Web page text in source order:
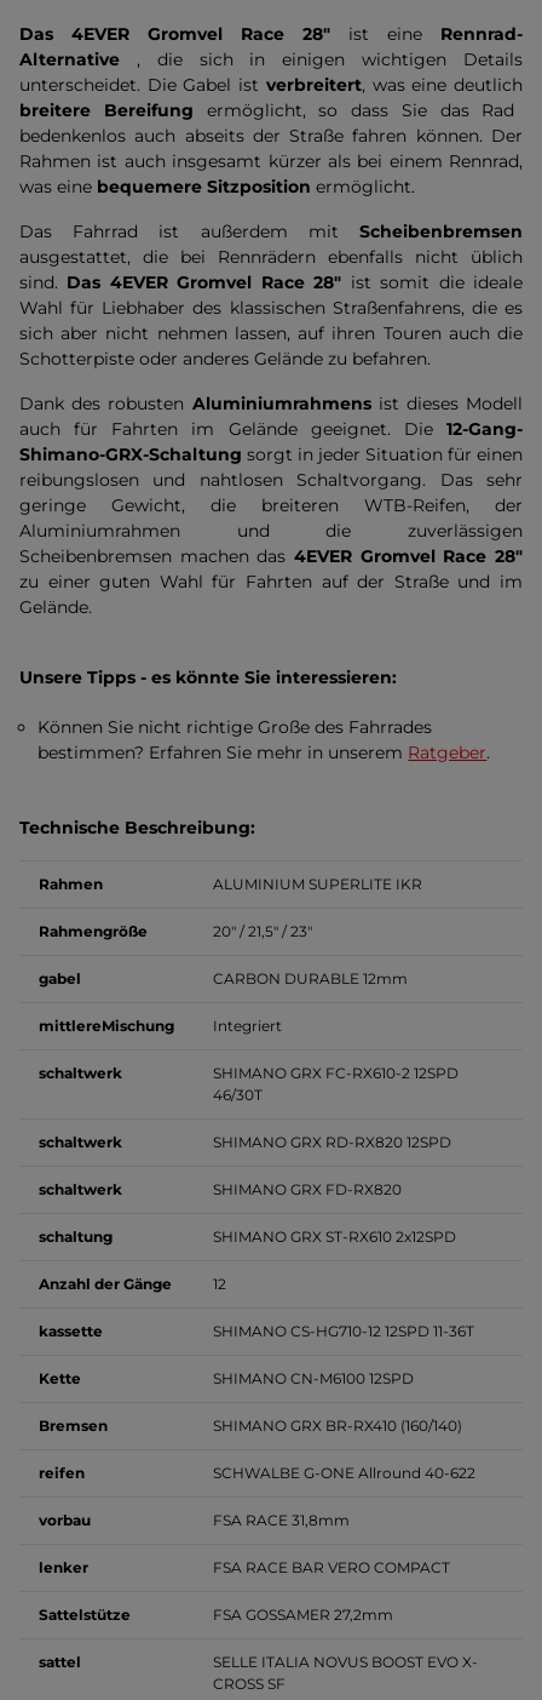
Das 4EVER Gromvel Race 28" ist eine Rennrad-
Alternative , die sich in einigen wichtigen Details
unterscheidet. Die Gabel ist verbreitert, was eine deutlich
breitere Bereifung ermöglicht, so dass Sie das Rad
bedenkenlos auch abseits der Straße fahren können. Der
Rahmen ist auch insgesamt kürzer als bei einem Rennrad,
was eine bequemere Sitzposition ermöglicht.
Das Fahrrad ist außerdem mit Scheibenbremsen
ausgestattet, die bei Rennrädern ebenfalls nicht üblich
sind. Das 4EVER Gromvel Race 28" ist somit die ideale
Wahl für Liebhaber des klassischen Straßenfahrens, die es
sich aber nicht nehmen lassen, auf ihren Touren auch die
Schotterpiste oder anderes Gelände zu befahren.
Dank des robusten Aluminiumrahmensist dieses Modell
auch für Fahrten im Gelände geeignet. Die12-Gang-
Shimano-GRX-Schaltung sorgt in jeder Situation für einen
reibungslosen und nahtlosen Schaltvorgang. Das sehr
geringe Gewicht, die breiteren WTB-Reifen, der
Aluminiumrahmen und die zuverlässigen
Scheibenbremsen machen das 4EVER Gromvel Race 28"
zu einer guten Wahl für Fahrten auf der Straße und im
Gelände.
Unsere Tipps - es könnte Sie interessieren:
Können Sie nicht richtige Große des Fahrrades
bestimmen? Erfahren Sie mehr in unserem Ratgeber.
Technische Beschreibung:
Rahmen ALUMINIUM SUPERLITE IKR
Rahmengröße 20" / 21,5" / 23"
gabel CARBON DURABLE 12mm
mittlereMischung Integriert
schaltwerk
SHIMANO GRX FC-RX610-2 12SPD
46/30T
schaltwerk SHIMANO GRX RD-RX820 12SPD
schaltwerk SHIMANO GRX FD-RX820
schaltung SHIMANO GRX ST-RX610 2x12SPD
Anzahl der Gänge 12
kassette SHIMANO CS-HG710-12 12SPD 11-36T
Kette SHIMANO CN-M6100 12SPD
Bremsen SHIMANO GRX BR-RX410 (160/140)
reifen SCHWALBE G-ONE Allround 40-622
vorbau FSA RACE 31,8mm
lenker FSA RACE BAR VERO COMPACT
Sattelstütze FSA GOSSAMER 27,2mm
sattel
SELLE ITALIA NOVUS BOOST EVO X-
CROSS SF